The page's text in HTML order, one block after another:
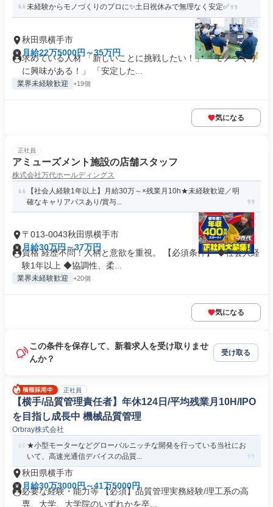
未経験からモノづくりのプロに✨土日祝休みで無理なく安定✅
秋田県横手市
月給22万5000円～35万円
求めている人材 「新しいことに挑戦したい！」 「モノづくり
に興味がある！」 「安定した...
業界未経験歓迎 +19個
気になる
正社員
アミューズメント施設の店舗スタッフ
株式会社万代ホールディングス
【社会人経験1年以上】月給30万～×残業月10h★未経験歓迎／明
確なキャリアパスあり/賞与...
〒013-0043秋田県横手市
月給30万円～37万円
資格 経歴不問！人柄と意欲を重視。 【必須条件】 ◆社会人経
験1年以上 ◆協調性、柔...
業界未経験歓迎 +20個
気になる
この条件を保存して、新着求人を受け取りませ
んか？
受け取る
正社員
【横手/品質管理責任者】年休124日/平均残業月10H/IPO
を目指し成長中 機械品質管理
Orbray株式会社
★小型モーターなどグローバルニッチな開発を行っている当社にお
いて、高速光通信デバイスの品質...
秋田県横手市
月給30万3000円～41万5000円
必要な経験・能力等 【必須】品質管理実務経験/理工系の高
専、大学、大学院のいずれかを卒...